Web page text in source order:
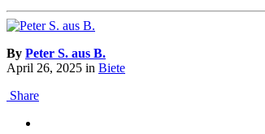
By Peter S. aus B.
April 26, 2025 in Biete
Share